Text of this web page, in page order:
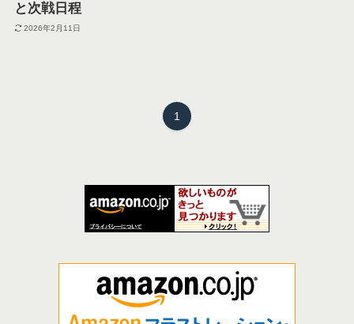
と次戦日程
2026年2月11日
1